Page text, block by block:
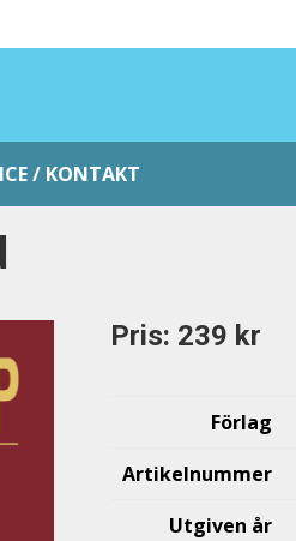
/ KONTAKT
Pris: 239 kr
Förlag
Artikelnummer
Utgiven år